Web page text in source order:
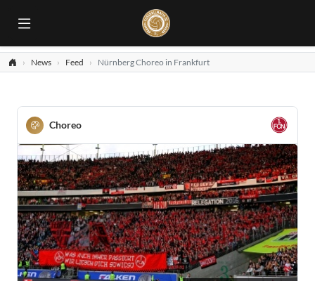
News Feed Nürnberg Choreo in Frankfurt
Choreo